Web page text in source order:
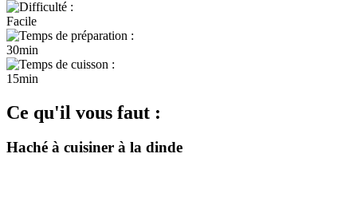
Facile
30min
15min
Ce qu'il vous faut :
Haché à cuisiner à la dinde